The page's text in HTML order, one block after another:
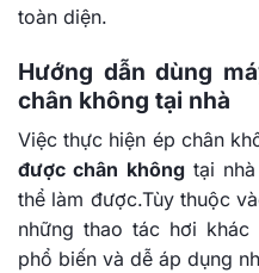
toàn diện.
Hướng dẫn dùng
chân không tại nhà
Việc thực hiện ép chân
được chân khôngtại nhà
thể làm được.Tùy thuộc
những thao tác hơi
phổ biến và dễ áp dụng